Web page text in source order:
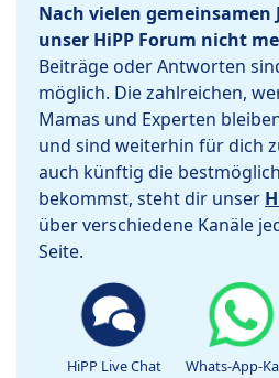
Nach vielen
unser HiPP Forum nicht
Beiträge oder Antworten
möglich. Die zahlreichen,
Mamas und Experten
und sind weiterhin für dich
auch künftig die
bekommst, steht dir unser
über verschiedene Kanäle
Seite.
HiPP Live Chat Whats-App-